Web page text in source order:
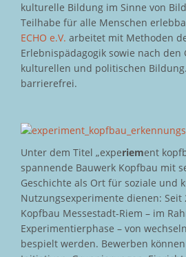
kulturelle Bildung im Sinne von
Teilhabe für alle Menschen
ECHO e.V. arbeitet mit Methoden
Erlebnispädagogik sowie nach
kulturellen und politischen
barrierefrei.
Unter dem Titel „experiement
spannende Bauwerk Kopfbau mit
Geschichte als Ort für soziale und
Nutzungsexperimente dienen: Seit
Kopfbau Messestadt-Riem – im
Experimentierphase – von
bespielt werden. Bewerben